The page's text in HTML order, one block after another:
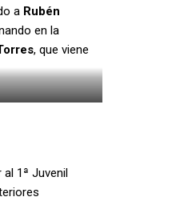
a Rubén
en la
, que viene
1ª Juvenil